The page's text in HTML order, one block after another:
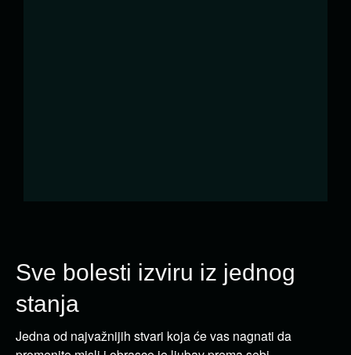
Sve bolesti izviru iz jednog
stanja
Jedna od najvažnijih stvari koja će vas nagnati da